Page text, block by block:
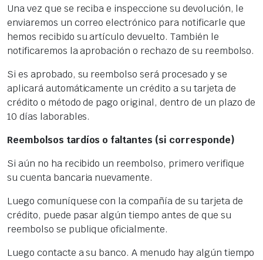
Una vez que se reciba e inspeccione su devolución, le
enviaremos un correo electrónico para notificarle que
hemos recibido su artículo devuelto. También le
notificaremos la aprobación o rechazo de su reembolso.
Si es aprobado, su reembolso será procesado y se
aplicará automáticamente un crédito a su tarjeta de
crédito o método de pago original, dentro de un plazo de
10 días laborables.
Reembolsos tardíos o faltantes (si corresponde)
Si aún no ha recibido un reembolso, primero verifique
su cuenta bancaria nuevamente.
Luego comuníquese con la compañía de su tarjeta de
crédito, puede pasar algún tiempo antes de que su
reembolso se publique oficialmente.
Luego contacte a su banco. A menudo hay algún tiempo